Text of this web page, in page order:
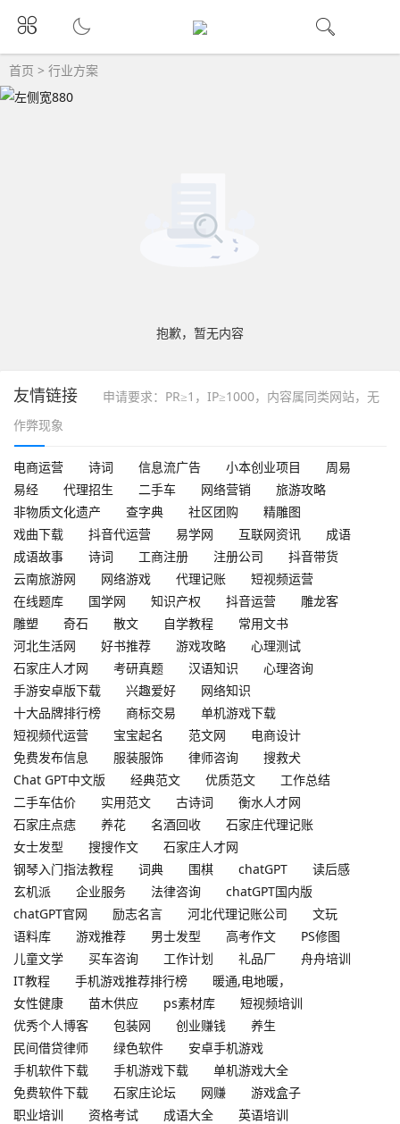
首页 > 行业方案
抱歉，暂无内容
友情链接
申请要求：PR≥1，IP≥1000，内容属同类网站，无
作弊现象
电商运营 诗词 信息流广告 小本创业项目
周易
易经
代理招生 二手车 网络营销
旅游攻略
非物质文化遗产
查字典 社区团购
精雕图
戏曲下载
抖音代运营 易学网 互联网资讯
成语
成语故事
诗词 工商注册 注册公司
抖音带货
云南旅游网
网络游戏 代理记账
短视频运营
在线题库
国学网 知识产权 抖音运营
雕龙客
雕塑
奇石 散文 自学教程
常用文书
河北生活网
好书推荐 游戏攻略
心理测试
石家庄人才网
考研真题 汉语知识
心理咨询
手游安卓版下载
兴趣爱好
网络知识
十大品牌排行榜
商标交易
单机游戏下载
短视频代运营
宝宝起名 范文网
电商设计
免费发布信息
服装服饰 律师咨询
搜救犬
Chat GPT中文版
经典范文 优质范文
工作总结
二手车估价
实用范文 古诗词
衡水人才网
石家庄点痣
养花 名酒回收
石家庄代理记账
女士发型
搜搜作文
石家庄人才网
钢琴入门指法教程
词典 围棋 chatGPT
读后感
玄机派
企业服务 法律咨询
chatGPT国内版
chatGPT官网
励志名言 河北代理记账公司
文玩
语料库
游戏推荐 男士发型 高考作文
PS修图
儿童文学
买车咨询 工作计划 礼品厂
舟舟培训
IT教程
手机游戏推荐排行榜
暖通,电地暖，
女性健康
苗木供应 ps素材库
短视频培训
优秀个人博客
包装网 创业赚钱
养生
民间借贷律师
绿色软件
安卓手机游戏
手机软件下载
手机游戏下载
单机游戏大全
免费软件下载
石家庄论坛 网赚
游戏盒子
职业培训
资格考试 成语大全
英语培训